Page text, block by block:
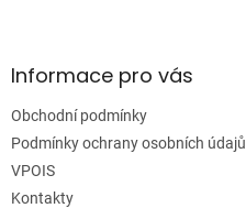
aInformace pro vás
Obchodní podmínky
Podmínky ochrany osobních údajů
VPOIS
Kontakty